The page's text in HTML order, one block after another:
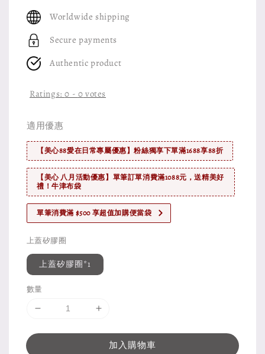
price
Worldwide shipping
Secure payments
Authentic product
Ratings:0 - 0 votes
適用優惠
【美心88愛在日常專屬優惠】粉絲獨享下單滿1688享88折
【美心 八月活動優惠】單筆訂單消費滿1088元，送精美好
禮！牛津布袋
單筆消費滿 $500 享超值加購便當袋
上蓋矽膠圈
上蓋矽膠圈*1
數量
加入購物車